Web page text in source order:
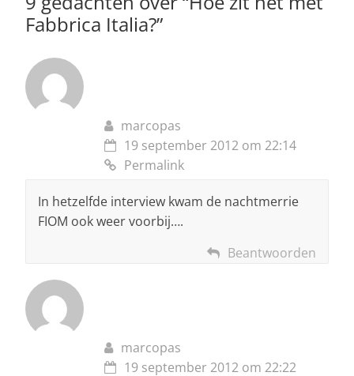
k
Fabbrica Italia?”
marcopas
19 september 2012 om 22:14
Permalink
In hetzelfde interview kwam de nachtmerrie
FIOM ook weer voorbij….
Beantwoorden
marcopas
19 september 2012 om 22:22